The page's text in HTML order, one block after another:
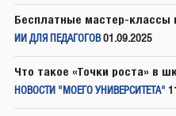
Бесплатные мастер-классы
ИИ ДЛЯ ПЕДАГОГОВ 01.09.2025
Что такое «Точки роста» в
НОВОСТИ "МОЕГО УНИВЕРСИТЕТА"